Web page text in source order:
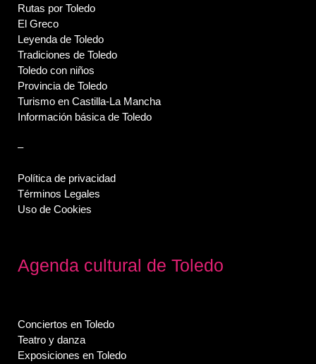
Rutas por Toledo
El Greco
Leyenda de Toledo
Tradiciones de Toledo
Toledo con niños
Provincia de Toledo
Turismo en Castilla-La Mancha
Información básica de Toledo
–
Política de privacidad
Términos Legales
Uso de Cookies
Agenda cultural de Toledo
Conciertos en Toledo
Teatro y danza
Exposiciones en Toledo